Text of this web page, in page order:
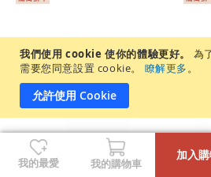
我們使用 cookie 使你的體驗更好。
為
需要您同意設置 cookie。
瞭解更多。
允許使用 Cookie
Ivy 小坪數延伸餐桌
我的最愛 我的購物車
加入
-